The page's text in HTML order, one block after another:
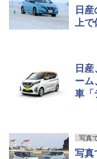
日
上
日
ーム
車「
写真
写真